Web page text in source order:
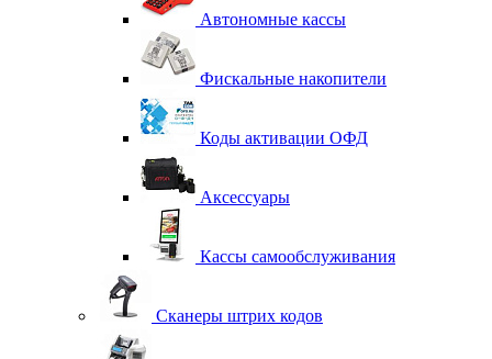
Автономные кассы
Фискальные накопители
Коды активации ОФД
Аксессуары
Кассы самообслуживания
Сканеры штрих кодов